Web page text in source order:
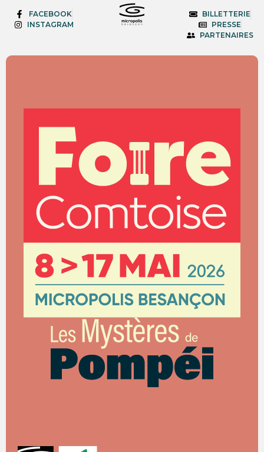
FACEBOOK
INSTAGRAM
BILLETTERIE
PRESSE
PARTENAIRES